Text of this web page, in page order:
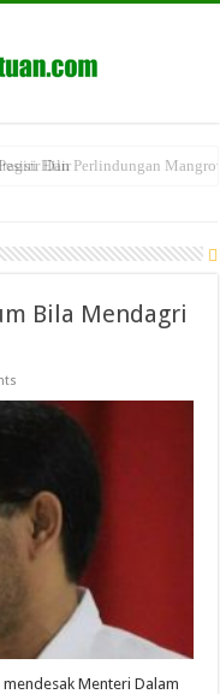
Dan Perlindungan
Hilir
Bila Mendagri
Menteri Dalam